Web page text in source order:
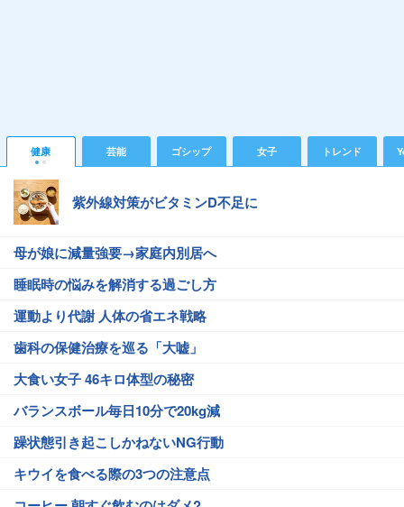
健康 芸能 ゴシップ 女子 トレンド
紫外線対策がビタミンD不足に
母が娘に減量強要→家庭内別居へ
睡眠時の悩みを解消する過ごし方
運動より代謝 人体の省エネ戦略
歯科の保健治療を巡る「大嘘」
大食い女子 46キロ体型の秘密
バランスボール毎日10分で20kg減
躁状態引き起こしかねないNG行動
キウイを食べる際の3つの注意点